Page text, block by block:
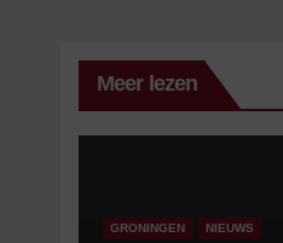
Meer lezen
GRONINGEN NIEUWS